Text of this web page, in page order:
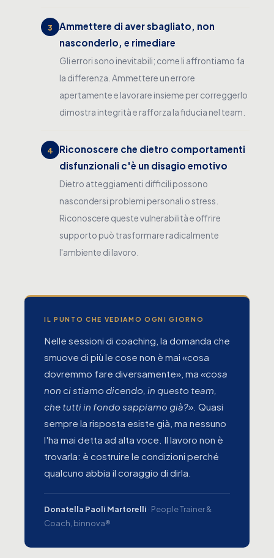
3
Ammettere di aver sbagliato, non
nasconderlo, e rimediare
Gli errori sono inevitabili; come li affrontiamo fa
la differenza. Ammettere un errore
apertamente e lavorare insieme per correggerlo
dimostra integrità e rafforza la fiducia nel team.
4
Riconoscere che dietro comportamenti
disfunzionali c'è un disagio emotivo
Dietro atteggiamenti difficili possono
nascondersi problemi personali o stress.
Riconoscere queste vulnerabilità e offrire
supporto può trasformare radicalmente
l'ambiente di lavoro.
IL PUNTO CHE VEDIAMO OGNI GIORNO
Nelle sessioni di coaching, la domanda che
smuove di più le cose non è mai «cosa
dovremmo fare diversamente», ma «cosa
non ci stiamo dicendo, in questo team,
che tutti in fondo sappiamo già?» . Quasi
sempre la risposta esiste già, ma nessuno
l'ha mai detta ad alta voce. Il lavoro non è
trovarla: è costruire le condizioni perché
qualcuno abbia il coraggio di dirla.
Donatella Paoli Martorelli · People Trainer &
Coach, binnova®